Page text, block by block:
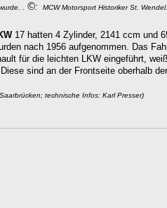
.
©: MCW Motorsport Historiker St. Wendel.
17 hatten 4 Zylinder, 2141 ccm und
nach 1956 aufgenommen. Das
für die leichten LKW eingeführt,
sind an der Frontseite oberhalb
technische Infos: Karl Presser)